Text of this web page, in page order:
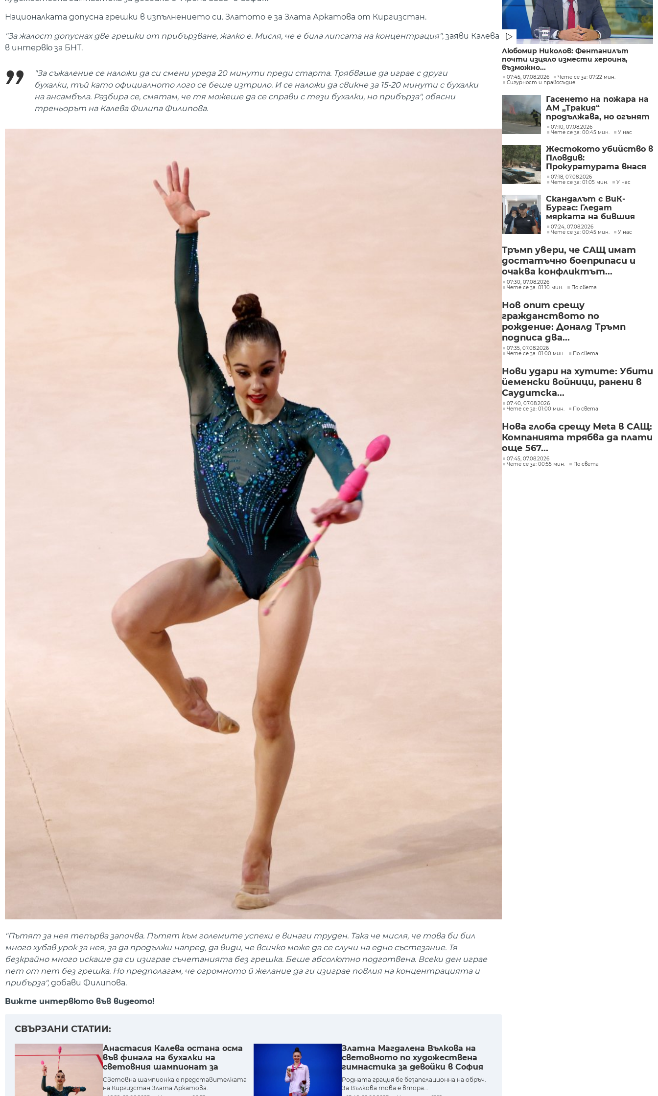
Националката допусна грешки в изпълнението си. Златото е за Злата Аркатова от Киргизстан.
"За жалост допуснах две грешки от прибързване, жалко е. Мисля, че е била липсата на концентрация", заяви Калева
в интервю за БНТ.
"За съжаление се наложи да си смени уреда 20 минути преди старта. Трябваше да играе с други
бухалки, тъй като официалното лого се беше изтрило. И се наложи да свикне за 15-20 минути с бухалки
на ансамбъла. Разбира се, смятам, че тя можеше да се справи с тези бухалки, но прибърза", обясни
треньорът на Калева Филипа Филипова.
"Пътят за нея тепърва започва. Пътят към големите успехи е винаги труден. Така че мисля, че това би бил
много хубав урок за нея, за да продължи напред, да види, че всичко може да се случи на едно състезание. Тя
безкрайно много искаше да си изиграе съчетанията без грешка. Беше абсолютно подготвена. Всеки ден играе
пет от пет без грешка. Но предполагам, че огромното й желание да ги изиграе повлия на концентрацията и
прибърза", добави Филипова.
Вижте интервюто във видеото!
СВЪРЗАНИ СТАТИИ:
Анастасия Калева остана осма
във финала на бухалки на
световния шампионат за
девойки
Световна шампионка е представителката
на Киргизстан Злата Аркатова.
Златна Магдалена Вълкова на
световното по художествена
гимнастика за девойки в София
Родната грация бе безапелационна на обръч.
За Вълкова това е втора...
Любомир Николов: Фентанилът
почти изцяло измести хероина,
възможно...
07:45, 07.08.2026
Чете се за: 07:22 мин.
Сигурност и правосъдие
Гасенето на пожара на
АМ „Тракия“
продължава, но огънят
е локализиран
07:10, 07.08.2026
Чете се за: 00:45 мин.
У нас
Жестокото убийство в
Пловдив:
Прокуратурата внася
искане „задържане под
стража“
07:18, 07.08.2026
Чете се за: 01:05 мин.
У нас
Скандалът с ВиК-
Бургас: Гледат
мярката на бившия
директор
07:24, 07.08.2026
Чете се за: 00:45 мин.
У нас
Тръмп увери, че САЩ имат
достатъчно боеприпаси и
очаква конфликтът...
07:30, 07.08.2026
Чете се за: 01:10 мин.
По света
Нов опит срещу
гражданството по
рождение: Доналд Тръмп
подписа два...
07:35, 07.08.2026
Чете се за: 01:00 мин.
По света
Нови удари на хутите: Убити
йеменски войници, ранени в
Саудитска...
07:40, 07.08.2026
Чете се за: 01:00 мин.
По света
Нова глоба срещу Meta в САЩ:
Компанията трябва да плати
още 567...
07:45, 07.08.2026
Чете се за: 00:55 мин.
По света